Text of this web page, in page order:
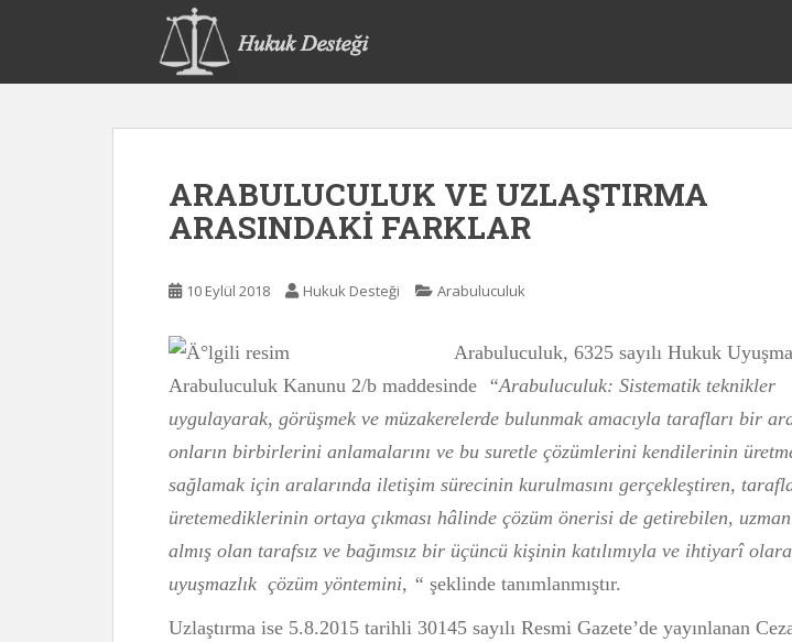
p
ARABULUCULUK VE UZLAŞTIRMA
ARASINDAKİ FARKLAR
10 Eylül 2018 Hukuk Desteği Arabuluculuk
Arabuluculuk, 6325 sayılı Hukuk
Arabuluculuk Kanunu 2/b maddesinde “Arabuluculuk: Sistematik teknikler
uygulayarak, görüşmek ve müzakerelerde bulunmak amacıyla tarafları bir
onların birbirlerini anlamalarını ve bu suretle çözümlerini kendilerinin
sağlamak için aralarında iletişim sürecinin kurulmasını gerçekleştiren,
üretemediklerinin ortaya çıkması hâlinde çözüm önerisi de getirebilen,
almış olan tarafsız ve bağımsız bir üçüncü kişinin katılımıyla ve ihtiyarî
uyuşmazlık çözüm yöntemini, “ şeklinde tanımlanmıştır.
Uzlaştırma ise 5.8.2015 tarihli 30145 sayılı Resmi Gazete’de yayınlanan